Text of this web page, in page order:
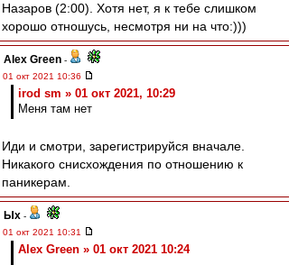
Назаров (2:00). Хотя нет, я к тебе слишком
хорошо отношусь, несмотря ни на что:)))
Alex Green -
01 окт 2021 10:36
irod sm » 01 окт 2021, 10:29
Меня там нет
Иди и смотри, зарегистрируйся вначале.
Никакого снисхождения по отношению к
паникерам.
Ых -
01 окт 2021 10:31
Alex Green » 01 окт 2021 10:24